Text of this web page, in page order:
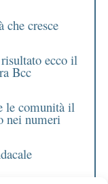
che cresce
ecco il
Bcc
le comunità il
nei numeri